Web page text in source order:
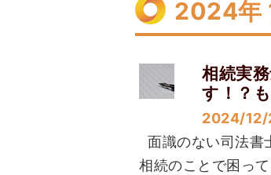
2024年
相続実
す！？
2024/12/
面識のない司法
相続のことで困っ